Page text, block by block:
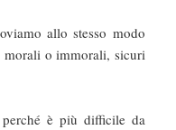
allo stesso modo
morali o immorali, sicuri
è più difficile da